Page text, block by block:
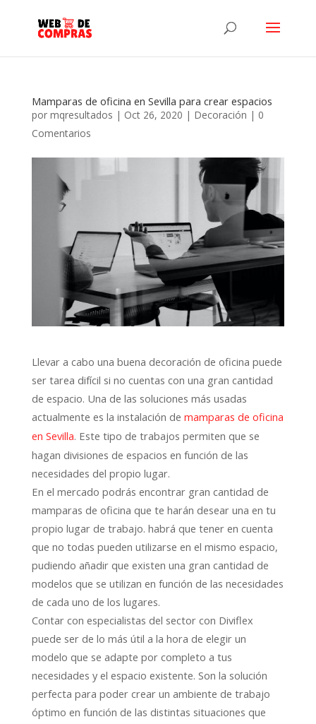
Mamparas de oficina en Sevilla para crear espacios
por mqresultados | Oct 26, 2020 | Decoración | 0
Comentarios
Llevar a cabo una buena decoración de oficina puede
ser tarea difícil si no cuentas con una gran cantidad
de espacio. Una de las soluciones más usadas
actualmente es la instalación de mamparas de oficina
en Sevilla. Este tipo de trabajos permiten que se
hagan divisiones de espacios en función de las
necesidades del propio lugar.
En el mercado podrás encontrar gran cantidad de
mamparas de oficina que te harán desear una en tu
propio lugar de trabajo. habrá que tener en cuenta
que no todas pueden utilizarse en el mismo espacio,
pudiendo añadir que existen una gran cantidad de
modelos que se utilizan en función de las necesidades
de cada uno de los lugares.
Contar con especialistas del sector con Diviflex
puede ser de lo más útil a la hora de elegir un
modelo que se adapte por completo a tus
necesidades y el espacio existente. Son la solución
perfecta para poder crear un ambiente de trabajo
óptimo en función de las distintas situaciones que